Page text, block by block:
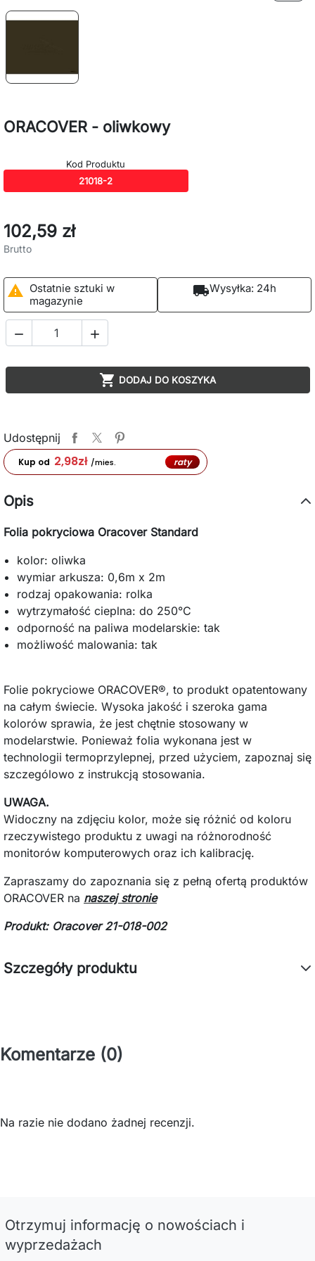
ORACOVER - oliwkowy
Kod Produktu
21018-2
102,59 zł
Brutto

Ostatnie sztuki w
magazynie
local_shippingWysyłka: 24h
 
 DODAJ DO KOSZYKA
Udostępnij
Kup od 2,98zł /mies. raty
Opis
Folia pokryciowa Oracover Standard
kolor: oliwka
wymiar arkusza: 0,6m x 2m
rodzaj opakowania: rolka
wytrzymałość cieplna: do 250°C
odporność na paliwa modelarskie: tak
możliwość malowania: tak
Folie pokryciowe ORACOVER®, to produkt opatentowany
na całym świecie. Wysoka jakość i szeroka gama
kolorów sprawia, że jest chętnie stosowany w
modelarstwie. Ponieważ folia wykonana jest w
technologii termoprzylepnej, przed użyciem, zapoznaj się
szczególowo z instrukcją stosowania.
UWAGA.
Widoczny na zdjęciu kolor, może się różnić od koloru
rzeczywistego produktu z uwagi na różnorodność
monitorów komputerowych oraz ich kalibrację.
Zapraszamy do zapoznania się z pełną ofertą produktów
ORACOVER na naszej stronie
Produkt: Oracover 21-018-002
Szczegóły produktu
Komentarze (0)
Na razie nie dodano żadnej recenzji.
Otrzymuj informację o nowościach i
wyprzedażach